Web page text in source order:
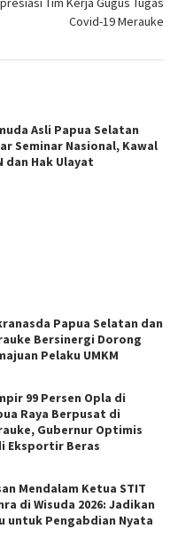
Covid-19 Merauke
Asli Papua Selatan
Seminar Nasional, Kawal
dan Hak Ulayat
Papua Selatan dan
Bersinergi Dorong
Pelaku UMKM
99 Persen Opla di
Raya Berpusat di
Gubernur Optimis
Eksportir Beras
Mendalam Ketua STIT
di Wisuda 2026: Jadikan
untuk Pengabdian Nyata